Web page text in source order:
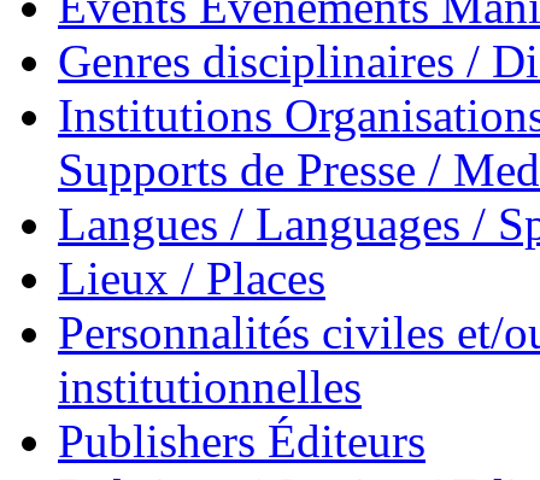
Genres disciplinaires /
Institutions
Supports de Presse /
Langues / Languages /
Lieux / Places
Personnalités civiles et/
institutionnelles
Publishers Éditeurs